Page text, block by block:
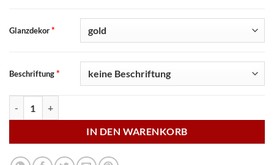
Glanzdekor*
Beschriftung*
IN DEN WARENKORB